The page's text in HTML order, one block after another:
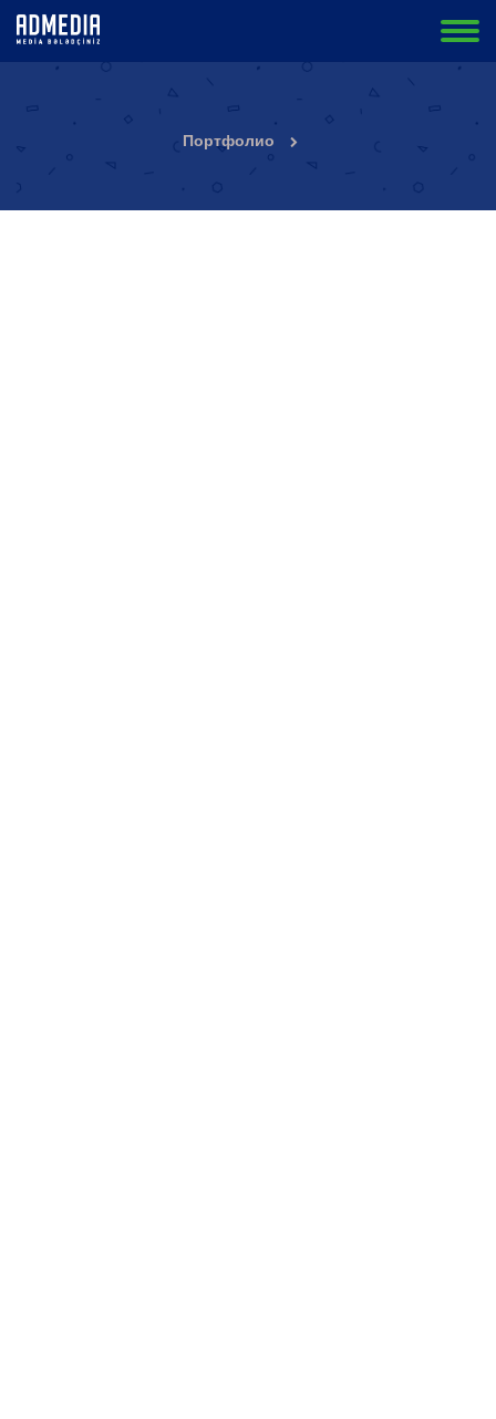
Портфолио